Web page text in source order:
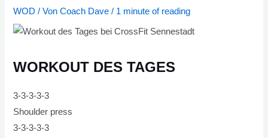
WOD / VonCoach Dave/ 1 minute of reading
WORKOUT DES TAGES
3-3-3-3-3
Shoulder press
3-3-3-3-3